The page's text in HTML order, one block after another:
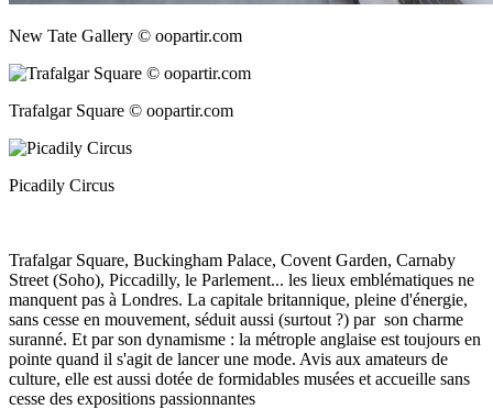
New Tate Gallery © oopartir.com
Trafalgar Square © oopartir.com
Picadily Circus
Trafalgar Square, Buckingham Palace, Covent Garden, Carnaby
Street (Soho), Piccadilly, le Parlement... les lieux emblématiques ne
manquent pas à Londres. La capitale britannique, pleine d'énergie,
sans cesse en mouvement, séduit aussi (surtout ?) par son charme
suranné. Et par son dynamisme : la métrople anglaise est toujours en
pointe quand il s'agit de lancer une mode. Avis aux amateurs de
culture, elle est aussi dotée de formidables musées et accueille sans
cesse des expositions passionnantes